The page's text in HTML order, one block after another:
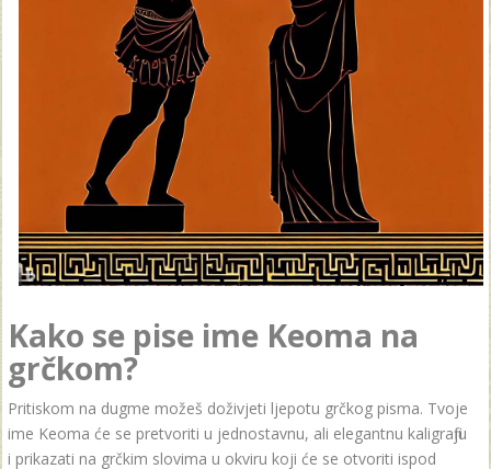
Kako se pise ime Keoma na
grčkom?
Pritiskom na dugme možeš doživjeti ljepotu grčkog pisma. Tvoje
ime Keoma će se pretvoriti u jednostavnu, ali elegantnu kaligrafiju
i prikazati na grčkim slovima u okviru koji će se otvoriti ispod